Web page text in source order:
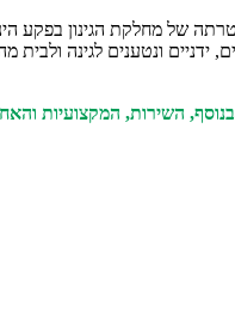
של מחלקת הגינון
ידניים ונטענים לגינה
השירות, המקצועיות